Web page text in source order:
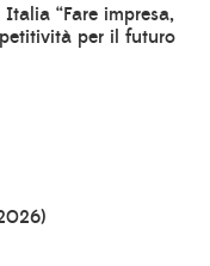
“Fare impresa,
per il futuro